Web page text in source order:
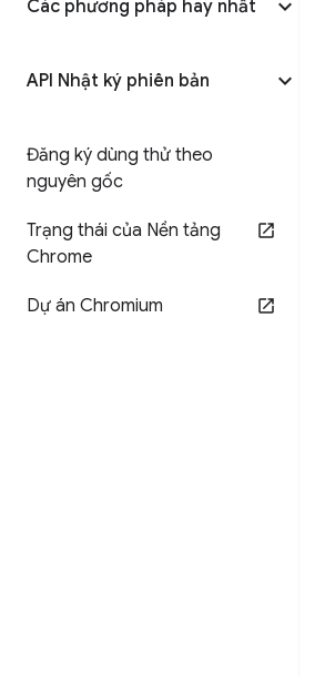
Các phương pháp hay nhất
API Nhật ký phiên bản
Đăng ký dùng thử theo
nguyên gốc
Trạng thái của Nền tảng
Chrome
Dự án Chromium